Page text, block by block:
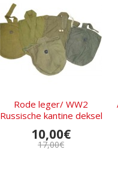
Rode leger/ WW2
Russische kantine deksel
10,00€
17,00€